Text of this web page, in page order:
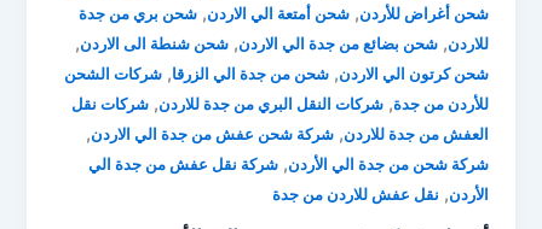
شحن أغراض للأردن,شحن أمتعة الي الاردن,شحن بري من جدة
للاردن,شحن بضائع من جدة الي الاردن,شحن شنطة الى الاردن,
شحن كرتون الي الاردن,شحن من جدة الي الزرقا,شركات الشحن
للأردن من جدة,شركات النقل البري من جدة للاردن,شركات نقل
العفش من جدة للاردن,شركة شحن عفش من جدة الي الاردن,
شركة شحن من جدة الي الأردن,شركة نقل عفش من جدة الي
الأردن, نقل عفش للاردن من جدة